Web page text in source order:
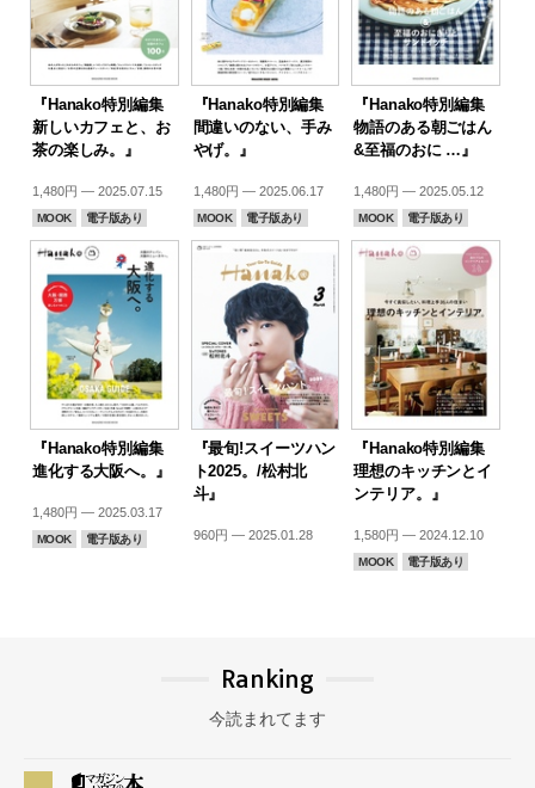
『Hanako特別編集
新しいカフェと、お
茶の楽しみ。』
1,480円 — 2025.07.15
MOOK 電子版あり
『Hanako特別編集
間違いのない、手み
やげ。』
1,480円 — 2025.06.17
MOOK 電子版あり
『Hanako特別編集
物語のある朝ごはん
&至福のおに …』
1,480円 — 2025.05.12
MOOK 電子版あり
『Hanako特別編集
進化する大阪へ。』
1,480円 — 2025.03.17
MOOK 電子版あり
『最旬!スイーツハン
ト2025。/松村北
斗』
960円 — 2025.01.28
『Hanako特別編集
理想のキッチンとイ
ンテリア。』
1,580円 — 2024.12.10
MOOK 電子版あり
Ranking
今読まれてます